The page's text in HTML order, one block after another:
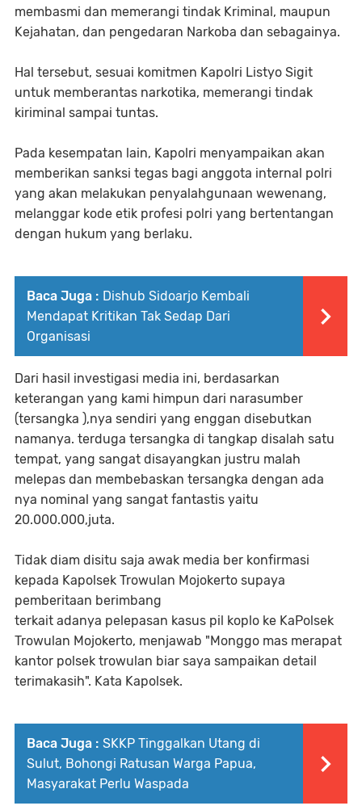
membasmi dan memerangi tindak Kriminal, maupun
Kejahatan, dan pengedaran Narkoba dan sebagainya.
Hal tersebut, sesuai komitmen Kapolri Listyo Sigit
untuk memberantas narkotika, memerangi tindak
kiriminal sampai tuntas.
Pada kesempatan lain, Kapolri menyampaikan akan
memberikan sanksi tegas bagi anggota internal polri
yang akan melakukan penyalahgunaan wewenang,
melanggar kode etik profesi polri yang bertentangan
dengan hukum yang berlaku.
Baca Juga : Dishub Sidoarjo Kembali
Mendapat Kritikan Tak Sedap Dari
Organisasi
Dari hasil investigasi media ini, berdasarkan
keterangan yang kami himpun dari narasumber
(tersangka ),nya sendiri yang enggan disebutkan
namanya. terduga tersangka di tangkap disalah satu
tempat, yang sangat disayangkan justru malah
melepas dan membebaskan tersangka dengan ada
nya nominal yang sangat fantastis yaitu
20.000.000,juta.
Tidak diam disitu saja awak media ber konfirmasi
kepada Kapolsek Trowulan Mojokerto supaya
pemberitaan berimbang
terkait adanya pelepasan kasus pil koplo ke KaPolsek
Trowulan Mojokerto, menjawab "Monggo mas merapat
kantor polsek trowulan biar saya sampaikan detail
terimakasih". Kata Kapolsek.
Baca Juga : SKKP Tinggalkan Utang di
Sulut, Bohongi Ratusan Warga Papua,
Masyarakat Perlu Waspada